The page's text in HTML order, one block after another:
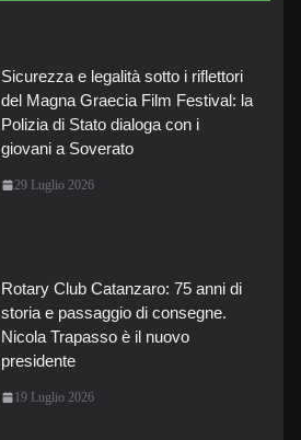
Sicurezza e legalità sotto i riflettori
del Magna Graecia Film Festival: la
Polizia di Stato dialoga con i
giovani a Soverato
29 Luglio 2026
Rotary Club Catanzaro: 75 anni di
storia e passaggio di consegne.
Nicola Trapasso è il nuovo
presidente
19 Luglio 2026